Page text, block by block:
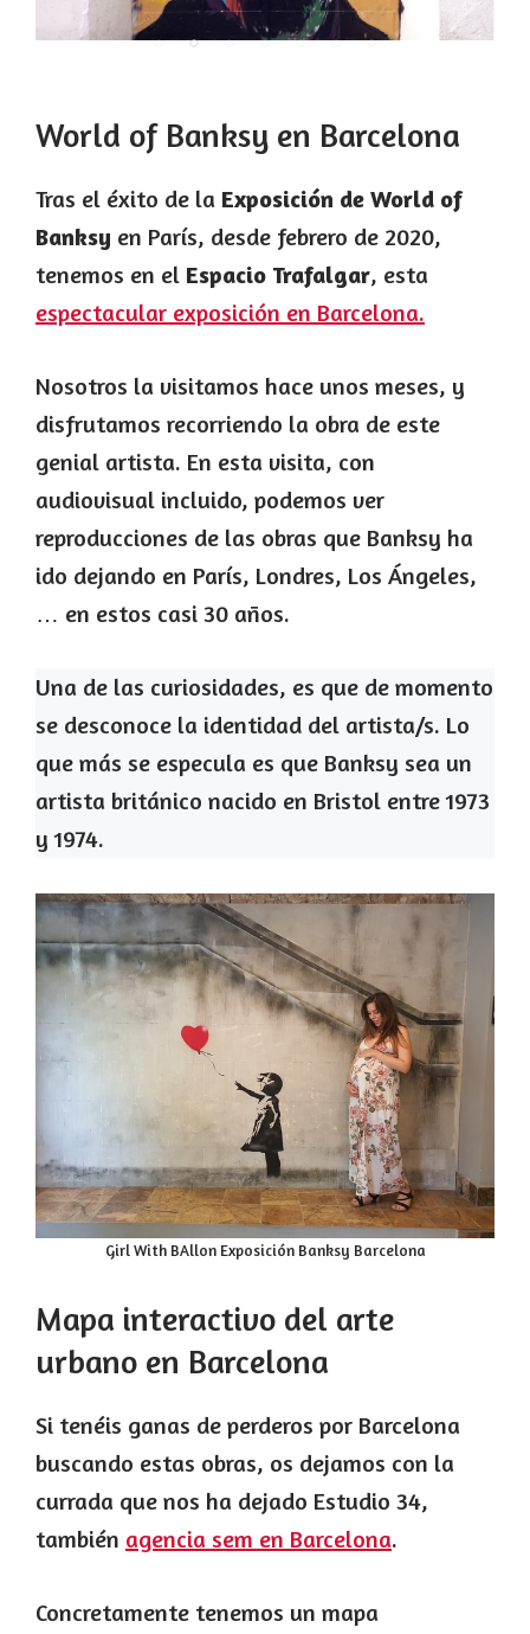
World of Banksy en Barcelona
Tras el éxito de la Exposición de World of
Banksy en París, desde febrero de 2020,
tenemos en el Espacio Trafalgar, esta
espectacular exposición en Barcelona.
Nosotros la visitamos hace unos meses, y
disfrutamos recorriendo la obra de este
genial artista. En esta visita, con
audiovisual incluido, podemos ver
reproducciones de las obras que Banksy ha
ido dejando en París, Londres, Los Ángeles,
… en estos casi 30 años.
Una de las curiosidades, es que de momento
se desconoce la identidad del artista/s. Lo
que más se especula es que Banksy sea un
artista británico nacido en Bristol entre 1973
y 1974.
Girl With BAllon Exposición Banksy Barcelona
Mapa interactivo del arte
urbano en Barcelona
Si tenéis ganas de perderos por Barcelona
buscando estas obras, os dejamos con la
currada que nos ha dejado Estudio 34,
también agencia sem en Barcelona.
Concretamente tenemos un mapa